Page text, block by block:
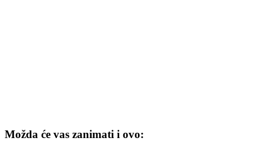
Možda će vas zanimati i ovo: